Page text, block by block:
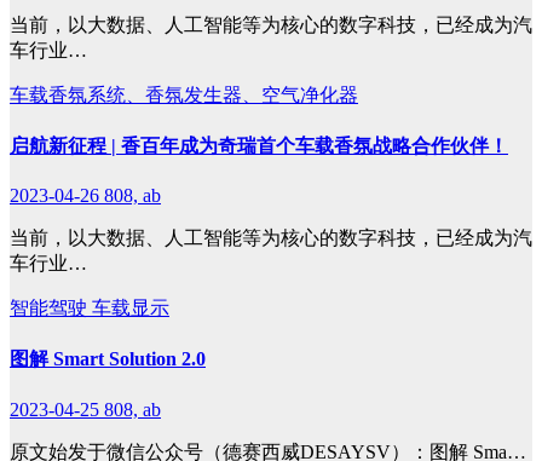
当前，以大数据、人工智能等为核心的数字科技，已经成为汽
车行业…
车载香氛系统、香氛发生器、空气净化器
启航新征程 | 香百年成为奇瑞首个车载香氛战略合作伙伴！
2023-04-26 808, ab
当前，以大数据、人工智能等为核心的数字科技，已经成为汽
车行业…
智能驾驶 车载显示
图解 Smart Solution 2.0
2023-04-25 808, ab
原文始发于微信公众号（德赛西威DESAYSV）：图解 Sma…